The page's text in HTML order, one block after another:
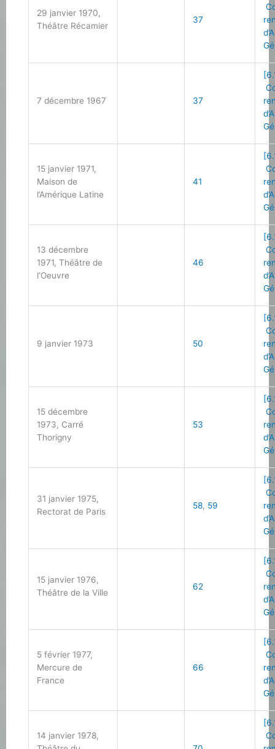
29 janvier 1970,
Théâtre Récamier
37
7 décembre 1967 37
15 janvier 1971,
Maison de
l’Amérique Latine
41
13 décembre
1971, Théâtre de
l’Oeuvre
46
9 janvier 1973 50
15 décembre
1973, Carré
Thorigny
53
31 janvier 1975,
Rectorat de Paris
58, 59
15 janvier 1976,
Théâtre de la Ville
62
5 février 1977,
Mercure de
France
66
14 janvier 1978,